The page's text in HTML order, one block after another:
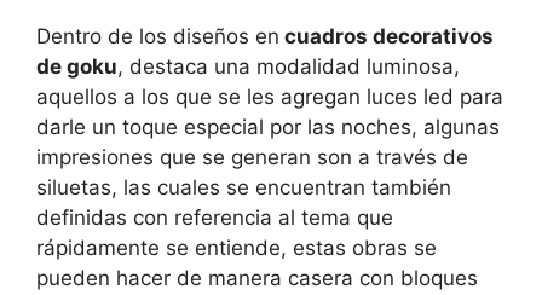
Dentro de los diseños en cuadros decorativos
de goku, destaca una modalidad luminosa,
aquellos a los que se les agregan luces led para
darle un toque especial por las noches, algunas
impresiones que se generan son a través de
siluetas, las cuales se encuentran también
definidas con referencia al tema que
rápidamente se entiende, estas obras se
pueden hacer de manera casera con bloques